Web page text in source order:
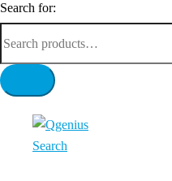
Search for:
Search